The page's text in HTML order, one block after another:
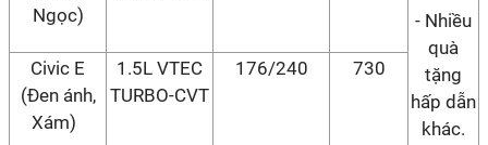
- Nhiều
quà
tặng
hấp dẫn
khác.
Ngọc)
Civic E
(Đen ánh,
Xám)
1.5L VTEC
TURBO-CVT
176/240 730